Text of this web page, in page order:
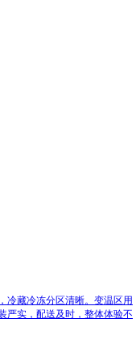
冷藏冷冻分区清晰。变温区用
严实，配送及时，整体体验不